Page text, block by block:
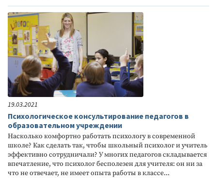
19.03.2021
Психологическое консультирование педагогов в
образовательном учреждении
Насколько комфортно работать психологу в современной
школе? Как сделать так, чтобы школьный психолог и учитель
эффективно сотрудничали? У многих педагогов складывается
впечатление, что психолог бесполезен для учителя: он ни за
что не отвечает, не имеет опыта работы в классе...